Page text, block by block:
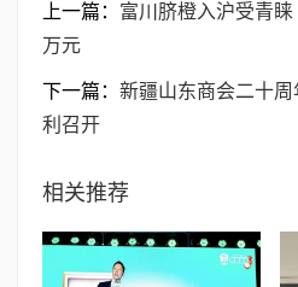
上一篇： 富川脐橙入沪受青
万元
下一篇： 新疆山东商会二十
利召开
相关推荐